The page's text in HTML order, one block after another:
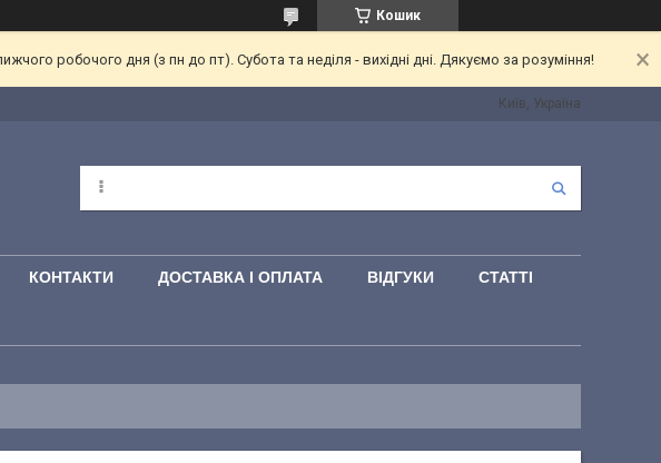
Кошик
робочого дня (з пн до пт). Субота та неділя - вихідні дні. Дякуємо за розуміння!
Київ, Україна
КОНТАКТИ ДОСТАВКА І ОПЛАТА ВІДГУКИ СТАТТІ